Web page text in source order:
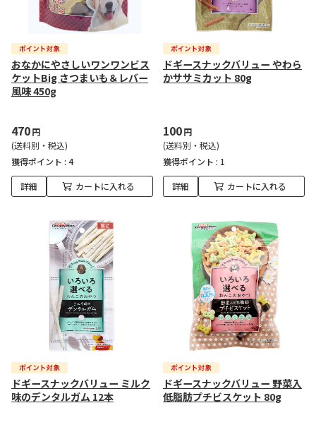
おなかにやさしいワンワンビス
ケットBig さつまいも＆レバー
風味 450g
470円
(送料別・税込)
獲得ポイント : 4
詳細 カートに入れる
ドギースナックバリュー やわら
かササミカット 80g
100円
(送料別・税込)
獲得ポイント : 1
詳細 カートに入れる
ドギースナックバリュー ミルク
味のデンタルガム 12本
ドギースナックバリュー 野菜入
低脂肪プチビスケット 80g